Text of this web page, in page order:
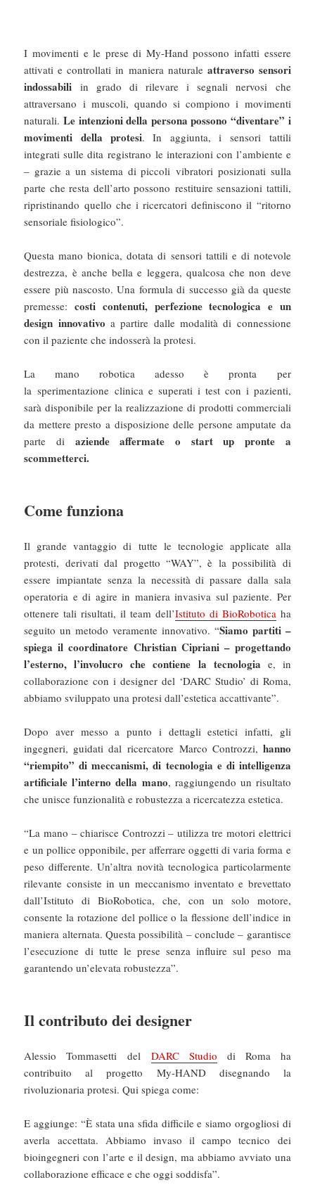
I movimenti e le prese di My-Hand possono infatti essere
attivati e controllati in maniera naturale attraverso sensori
indossabili in grado di rilevare i segnali nervosi che
attraversano i muscoli, quando si compiono i movimenti
naturali.Le intenzioni della persona possono “diventare” i
movimenti della protesi. In aggiunta, i sensori tattili
integrati sulle dita registrano le interazioni con l’ambiente e
– grazie a un sistema di piccoli vibratori posizionati sulla
parte che resta dell’arto possono restituire sensazioni tattili,
ripristinando quello che i ricercatori definiscono il “ritorno
sensoriale fisiologico”.
Questa mano bionica, dotata di sensori tattili e di notevole
destrezza, è anche bella e leggera, qualcosa che non deve
essere più nascosto. Una formula di successo già da queste
premesse:costi contenuti, perfezione tecnologica e un
design innovativo a partire dalle modalità di connessione
con il paziente che indosserà la protesi.
La mano robotica adesso è pronta per
la sperimentazione clinica e superati i test con i pazienti,
sarà disponibile per la realizzazione di prodotti commerciali
da mettere presto a disposizione delle persone amputate da
parte di aziende affermate o start up pronte a
scommetterci.
Come funziona
Il grande vantaggio di tutte le tecnologie applicate alla
protesti, derivati dal progetto “WAY”, è la possibilità di
essere impiantate senza la necessità di passare dalla sala
operatoria e di agire in maniera invasiva sul paziente. Per
ottenere tali risultati, il team dell’Istituto di BioRoboticaha
seguito un metodo veramente innovativo. “Siamo partiti –
spiega il coordinatore Christian Cipriani – progettando
l’esterno, l’involucro che contiene la tecnologia e, in
collaborazione con i designer del ‘DARC Studio’ di Roma,
abbiamo sviluppato una protesi dall’estetica accattivante”.
Dopo aver messo a punto i dettagli estetici infatti, gli
ingegneri, guidati dal ricercatore Marco Controzzi, hanno
“riempito” di meccanismi, di tecnologia e di intelligenza
artificiale l’interno della mano, raggiungendo un risultato
che unisce funzionalità e robustezza a ricercatezza estetica.
“La mano – chiarisce Controzzi – utilizza tre motori elettrici
e un pollice opponibile, per afferrare oggetti di varia forma e
peso differente. Un’altra novità tecnologica particolarmente
rilevante consiste in un meccanismo inventato e brevettato
dall’Istituto di BioRobotica, che, con un solo motore,
consente la rotazione del pollice o la flessione dell’indice in
maniera alternata. Questa possibilità – conclude – garantisce
l’esecuzione di tutte le prese senza influire sul peso ma
garantendo un’elevata robustezza”.
Il contributo dei designer
Alessio Tommasetti del DARC Studio di Roma ha
contribuito al progetto My-HAND disegnando la
rivoluzionaria protesi. Qui spiega come:
E aggiunge: “È stata una sfida difficile e siamo orgogliosi di
averla accettata. Abbiamo invaso il campo tecnico dei
bioingegneri con l’arte e il design, ma abbiamo avviato una
collaborazione efficace e che oggi soddisfa”.